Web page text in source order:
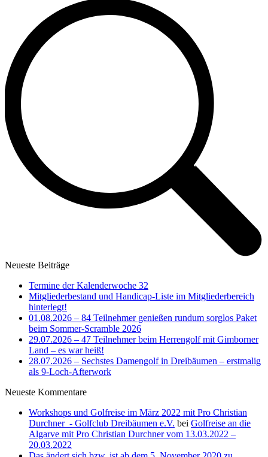
Neueste Beiträge
Termine der Kalenderwoche 32
Mitgliederbestand und Handicap-Liste im Mitgliederbereich
hinterlegt!
01.08.2026 – 84 Teilnehmer genießen rundum sorglos Paket
beim Sommer-Scramble 2026
29.07.2026 – 47 Teilnehmer beim Herrengolf mit Gimborner
Land – es war heiß!
28.07.2026 – Sechstes Damengolf in Dreibäumen – erstmalig
als 9-Loch-Afterwork
Neueste Kommentare
Workshops und Golfreise im März 2022 mit Pro Christian
Durchner - Golfclub Dreibäumen e.V. bei Golfreise an die
Algarve mit Pro Christian Durchner vom 13.03.2022 –
20.03.2022